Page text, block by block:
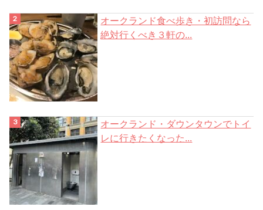
オークランド食べ歩き・初訪問なら
絶対行くべき３軒の...
オークランド・ダウンタウンでトイ
レに行きたくなった...